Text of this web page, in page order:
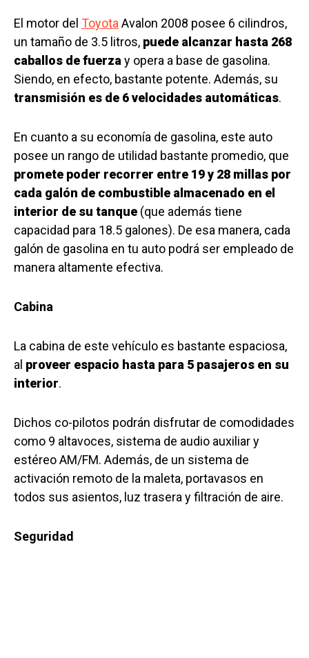
El motor del ToyotaAvalon 2008 posee 6 cilindros,
un tamaño de 3.5 litros, puede alcanzar hasta 268
caballos de fuerzay opera a base de gasolina.
Siendo, en efecto, bastante potente. Además, su
transmisión es de 6 velocidades automáticas.
En cuanto a su economía de gasolina, este auto
posee un rango de utilidad bastante promedio, que
promete poder recorrer entre 19 y 28 millas por
cada galón de combustible almacenado en el
interior de su tanque (que además tiene
capacidad para 18.5 galones). De esa manera, cada
galón de gasolina en tu auto podrá ser empleado de
manera altamente efectiva.
Cabina
La cabina de este vehículo es bastante espaciosa,
al proveer espacio hasta para 5 pasajeros en su
interior.
Dichos co-pilotos podrán disfrutar de comodidades
como 9 altavoces, sistema de audio auxiliar y
estéreo AM/FM. Además, de un sistema de
activación remoto de la maleta, portavasos en
todos sus asientos, luz trasera y filtración de aire.
Seguridad